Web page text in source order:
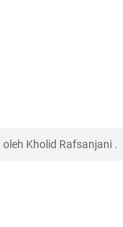
oleh Kholid Rafsanjani .